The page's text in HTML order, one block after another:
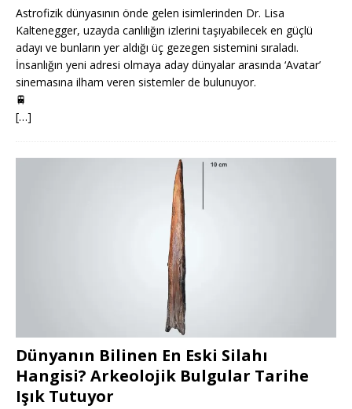
Astrofizik dünyasının önde gelen isimlerinden Dr. Lisa
Kaltenegger, uzayda canlılığın izlerini taşıyabilecek en güçlü
adayı ve bunların yer aldığı üç gezegen sistemini sıraladı.
İnsanlığın yeni adresi olmaya aday dünyalar arasında ‘Avatar’
sinemasına ilham veren sistemler de bulunuyor.
🚆
[…]
Dünyanın Bilinen En Eski Silahı
Hangisi? Arkeolojik Bulgular Tarihe
Işık Tutuyor